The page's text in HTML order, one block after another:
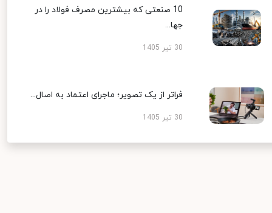
10 صنعتی که بیشترین مصرف فولاد را در
جها...
30 تیر 1405
فراتر از یک تصویر؛ ماجرای اعتماد به اصال...
30 تیر 1405